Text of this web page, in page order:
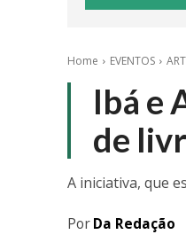
Home EVENTOS
Ibá e
de
A iniciativa, que
PorDa Redação